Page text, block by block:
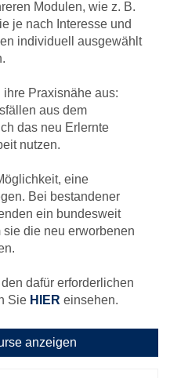
Modulen, wie z. B.
je nach Interesse und
individuell ausgewählt
Praxisnähe aus:
aus dem
das neu Erlernte
nutzen.
eine
Bei bestandener
ein bundesweit
die neu erworbenen
dafür erforderlichen
Sie HIER einsehen.
anzeigen